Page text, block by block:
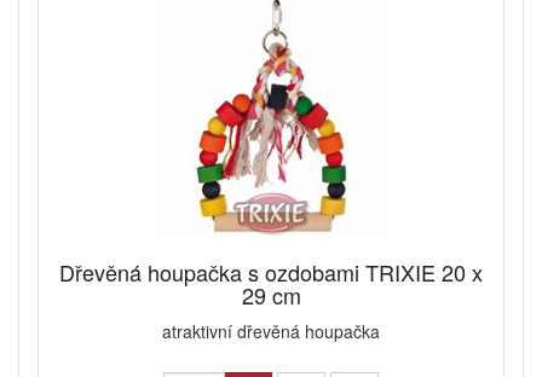
Dřevěná houpačka s ozdobami TRIXIE 20 x
29 cm
atraktivní dřevěná houpačka